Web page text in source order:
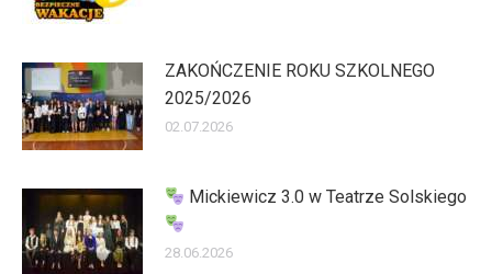
ZAKOŃCZENIE ROKU SZKOLNEGO
2025/2026
02.07.2026
Mickiewicz 3.0 w Teatrze Solskiego
28.06.2026